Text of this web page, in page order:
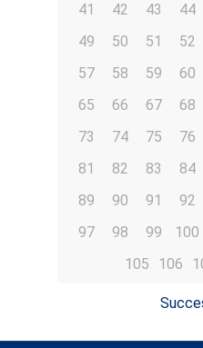
41
42 43 44
49
50 51 52
57
58 59 60
65
66 67 68
73
74 75 76
81
82 83 84
89
90 91 92
97
98 99 100
105
106